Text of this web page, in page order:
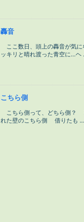
轟音
ここ数日、頭上の轟音が気
ッキリと晴れ渡った青空に…ヘ
こちら側
こちら側って、どちら側？
れた壁のこちら側 借りたも ...